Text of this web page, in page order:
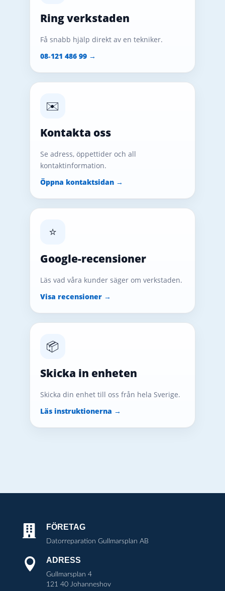
Ring verkstaden
Få snabb hjälp direkt av en tekniker.
08‑121 486 99 →
✉️
Kontakta oss
Se adress, öppettider och all
kontaktinformation.
Öppna kontaktsidan →
⭐
Google-recensioner
Läs vad våra kunder säger om verkstaden.
Visa recensioner →
📦
Skicka in enheten
Skicka din enhet till oss från hela Sverige.
Läs instruktionerna →
 FÖRETAG
Datorreparation Gullmarsplan AB
 ADRESS
Gullmarsplan 4
121 40 Johanneshov